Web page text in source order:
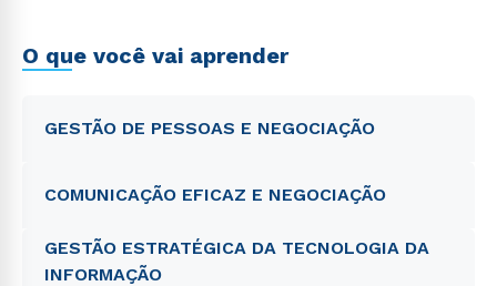
O que você vai aprender
GESTÃO DE PESSOAS E NEGOCIAÇÃO
COMUNICAÇÃO EFICAZ E NEGOCIAÇÃO
GESTÃO ESTRATÉGICA DA TECNOLOGIA DA
INFORMAÇÃO